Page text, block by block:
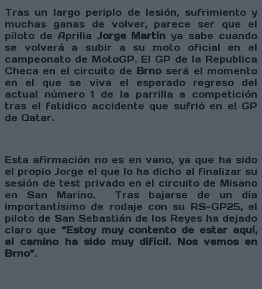
Tras un largo periplo de lesión, sufrimiento y
muchas ganas de volver, parece ser que el
piloto de Aprilia Jorge Martín ya sabe cuando
se volverá a subir a su moto oficial en el
campeonato de MotoGP. El GP de la Republica
Checa en el circuito de Brnoserá el momento
en el que se viva el esperado regreso del
actual número 1 de la parrilla a competición
tras el fatídico accidente que sufrió en el GP
de Qatar.
Esta afirmación no es en vano, ya que ha sido
el propio Jorge el que lo ha dicho al finalizar su
sesión de test privado en el circuito de Misano
en San Marino.
Tras bajarse de un día
importantísimo de rodaje con su RS-GP25, el
piloto de San Sebastián de los Reyes ha dejado
claro que “Estoy muy contento de estar aquí,
el camino ha sido muy difícil. Nos vemos en
Brno”.